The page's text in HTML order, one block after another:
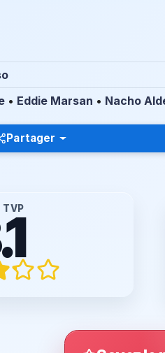
• Eddie Marsan • Nacho
Partager
TVP